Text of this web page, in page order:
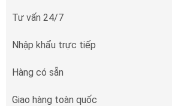
Tư vấn 24/7
Nhập khẩu trực tiếp
Hàng có sẵn
Giao hàng toàn quốc